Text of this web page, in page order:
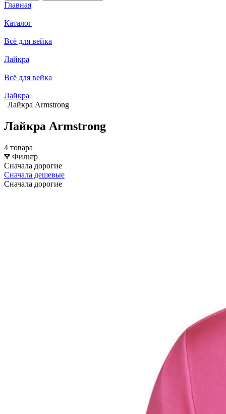
Главная
Каталог
Всё для вейка
Лайкра
Всё для вейка
Лайкра
Лайкра Armstrong
Лайкра Armstrong
4 товара
Фильтр
Сначала дорогие
Сначала дешевые
Сначала дорогие